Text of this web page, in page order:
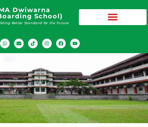
Dwiwarna
School)
Better Standard for the Future